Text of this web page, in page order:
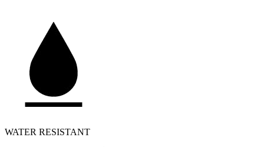
WATER RESISTANT